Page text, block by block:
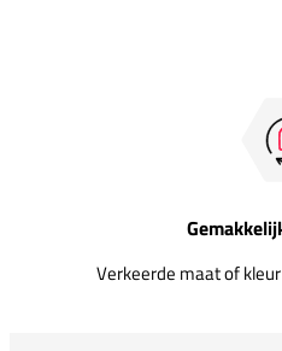
Verkeerde maat of